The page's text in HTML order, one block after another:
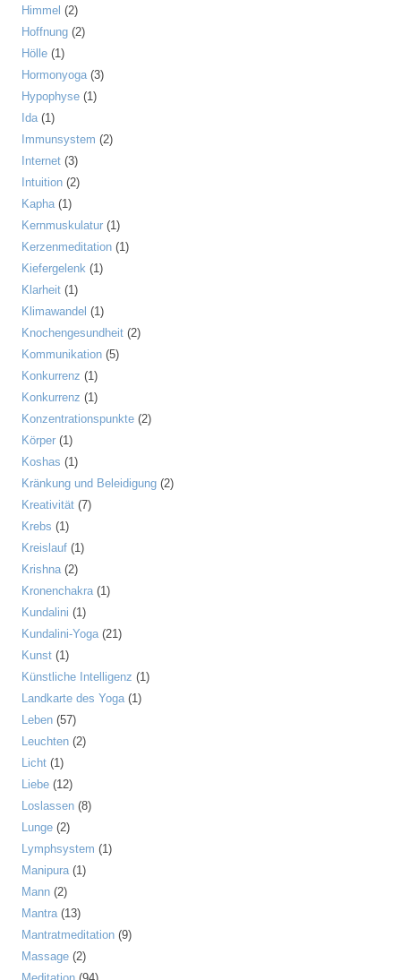
Himmel (2)
Hoffnung (2)
Hölle (1)
Hormonyoga(3)
Hypophyse (1)
Ida(1)
Immunsystem (2)
Internet (3)
Intuition (2)
Kapha(1)
Kernmuskulatur (1)
Kerzenmeditation (1)
Kiefergelenk (1)
Klarheit (1)
Klimawandel (1)
Knochengesundheit (2)
Kommunikation (5)
Konkurrenz (1)
Konkurrenz (1)
Konzentrationspunkte (2)
Körper (1)
Koshas (1)
Kränkung und Beleidigung (2)
Kreativität (7)
Krebs (1)
Kreislauf (1)
Krishna(2)
Kronenchakra(1)
Kundalini (1)
Kundalini-Yoga(21)
Kunst (1)
Künstliche Intelligenz (1)
Landkarte des Yoga(1)
Leben (57)
Leuchten (2)
Licht (1)
Liebe (12)
Loslassen (8)
Lunge (2)
Lymphsystem (1)
Manipura(1)
Mann (2)
Mantra(13)
Mantratmeditation (9)
Massage (2)